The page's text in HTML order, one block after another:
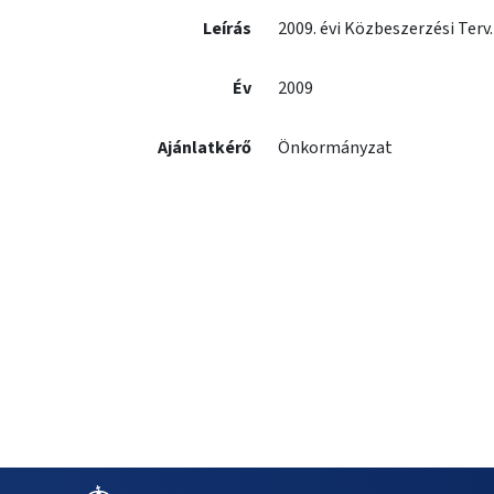
Leírás 2009. évi Közbeszerzési
Év 2009
Ajánlatkérő Önkormányzat